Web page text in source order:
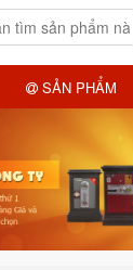
SẢN PHẨM